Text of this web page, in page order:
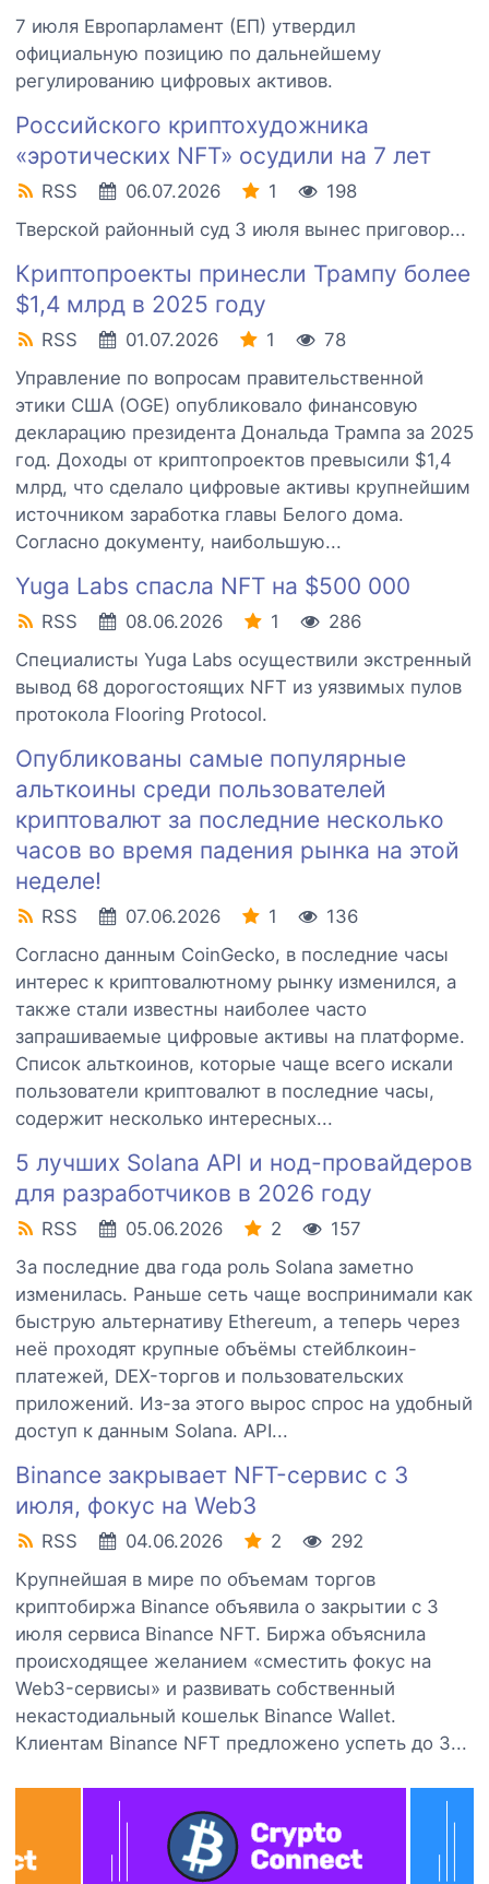
7 июля Европарламент (ЕП) утвердил
официальную позицию по дальнейшему
регулированию цифровых активов.
Российского криптохудожника
«эротических NFT» осудили на 7 лет
RSS 06.07.2026 1
198
Тверской районный суд 3 июля вынес приговор...
Криптопроекты принесли Трампу более
$1,4 млрд в 2025 году
RSS 01.07.2026 1
78
Управление по вопросам правительственной
этики США (OGE) опубликовало финансовую
декларацию президента Дональда Трампа за 2025
год. Доходы от криптопроектов превысили $1,4
млрд, что сделало цифровые активы крупнейшим
источником заработка главы Белого дома.
Согласно документу, наибольшую...
Yuga Labs спасла NFT на $500 000
RSS 08.06.2026 1
286
Специалисты Yuga Labs осуществили экстренный
вывод 68 дорогостоящих NFT из уязвимых пулов
протокола Flooring Protocol.
Опубликованы самые популярные
альткоины среди пользователей
криптовалют за последние несколько
часов во время падения рынка на этой
неделе!
RSS 07.06.2026 1
136
Согласно данным CoinGecko, в последние часы
интерес к криптовалютному рынку изменился, а
также стали известны наиболее часто
запрашиваемые цифровые активы на платформе.
Список альткоинов, которые чаще всего искали
пользователи криптовалют в последние часы,
содержит несколько интересных...
5 лучших Solana API и нод-провайдеров
для разработчиков в 2026 году
RSS 05.06.2026 2
157
За последние два года роль Solana заметно
изменилась. Раньше сеть чаще воспринимали как
быструю альтернативу Ethereum, а теперь через
неё проходят крупные объёмы стейблкоин-
платежей, DEX-торгов и пользовательских
приложений. Из-за этого вырос спрос на удобный
доступ к данным Solana. API...
Binance закрывает NFT-сервис с 3
июля, фокус на Web3
RSS 04.06.2026 2
292
Крупнейшая в мире по объемам торгов
криптобиржа Binance объявила о закрытии с 3
июля сервиса Binance NFT. Биржа объяснила
происходящее желанием «сместить фокус на
Web3-сервисы» и развивать собственный
некастодиальный кошельк Binance Wallet.
Клиентам Binance NFT предложено успеть до 3...